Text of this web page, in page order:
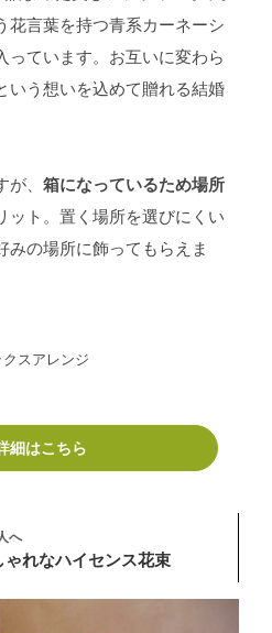
花言葉を持つ青系カーネーシ
っています。お互いに変わら
いう想いを込めて贈れる結婚
、 箱になっているため場所
ット。置く場所を選びにくい
みの場所に飾ってもらえま
スアレンジ
細はこちら
へ
れなハイセンス花束